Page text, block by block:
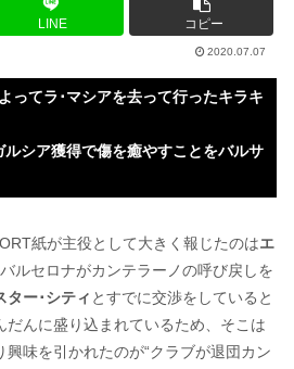
LINE コピー
2020.07.07
ってラ･マシアを去って行ったキラキ
シア獲得で傷を癒やすことをバルサ
紙が主役として大きく報じたのはエ
ルセロナがカンテラーノの呼び戻しを
ター･シティ とすでに交渉をしていると
だんに盛り込まれているため、そこは
味を引かれたのが“クラブが退団カン